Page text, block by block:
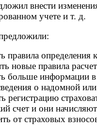
внести
учете и т. д.
правила определения
новые правила
больше информации
о надомной
регистрацию
счет и они
от страховых